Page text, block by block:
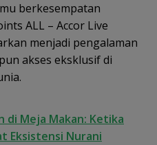
berkesempatan
ALL – Accor Live
menjadi pengalaman
akses eksklusif di
di Meja Makan: Ketika
Eksistensi Nurani